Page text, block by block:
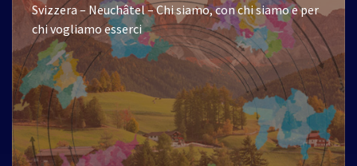
Svizzera – Neuchâtel – Chi siamo, con chi siamo e per
chi vogliamo esserci